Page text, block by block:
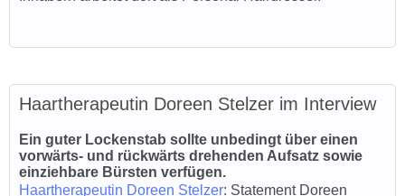
Haartherapeutin Doreen Stelzer im Interview
Ein guter Lockenstab sollte unbedingt über einen
vorwärts- und rückwärts drehenden Aufsatz sowie
einziehbare Bürsten verfügen.
Haartherapeutin Doreen Stelzer: Statement Doreen